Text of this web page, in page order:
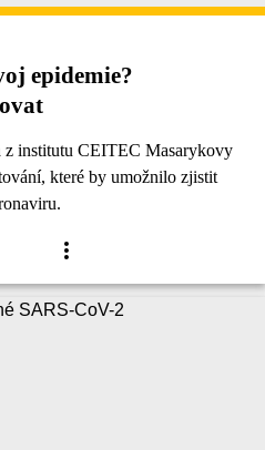
epidemie?
z institutu CEITEC Masarykovy
které by umožnilo zjistit